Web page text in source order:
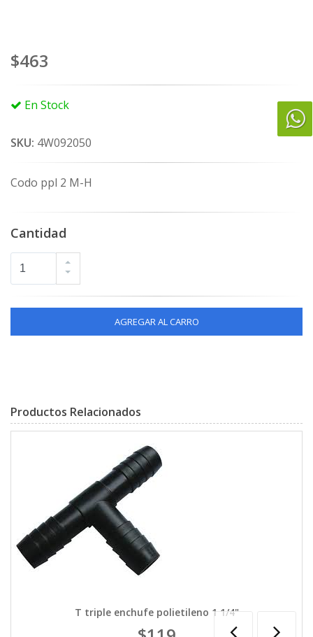
$463
En Stock
SKU: 4W092050
Codo ppl 2 M-H
Cantidad
AGREGAR AL CARRO
Productos Relacionados
T triple enchufe polietileno 1 1/4"